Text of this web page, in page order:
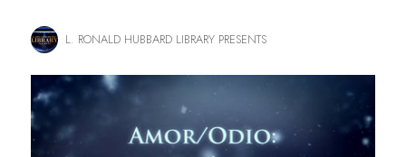
L. RONALD HUBBARD LIBRARY PRESENTS